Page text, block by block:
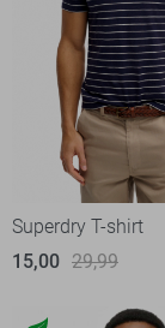
Superdry T-shirt
15,00 29,99